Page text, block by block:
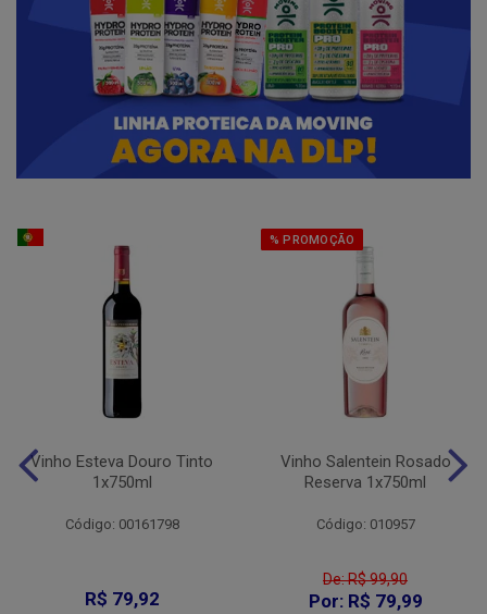
Vinho Esteva Douro Tinto
1x750ml
Código: 00161798
R$ 79,92
% PROMOÇÃO
Vinho Salentein Rosado
Reserva 1x750ml
Código: 010957
De: R$ 99,90
Por: R$ 79,99